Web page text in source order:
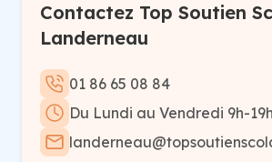
Contactez Top Soutien
Landerneau
01 86 65 08 84
Du Lundi au Vendredi 9h-19h